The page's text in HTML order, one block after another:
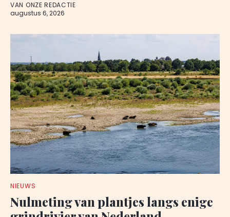
VAN ONZE REDACTIE
augustus 6, 2026
NIEUWS
Nulmeting van plantjes langs enige